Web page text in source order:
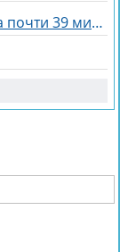
Аллу Пугачеву пригласили спеть за почти 39 миллионов рублей